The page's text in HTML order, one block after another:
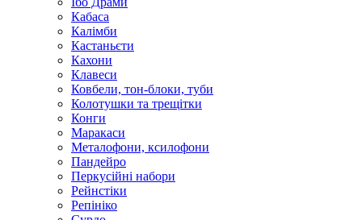
Кабаса
Калімби
Кастаньєти
Кахони
Клавеси
Ковбели, тон-блоки, туби
Колотушки та трещітки
Конги
Маракаси
Металофони, ксилофони
Пандейро
Перкусійні набори
Рейнстіки
Репініко